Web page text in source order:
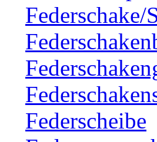
Federschake/
Federscheibe